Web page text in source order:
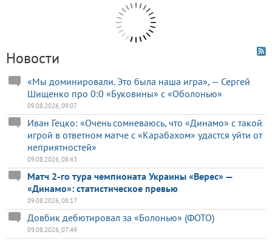
Новости
«Мы доминировали. Это была наша игра», — Сергей
Шищенко про 0:0 «Буковины» с «Оболонью»
09.08.2026, 09:07
Иван Гецко: «Очень сомневаюсь, что «Динамо» с такой
игрой в ответном матче с «Карабахом» удастся уйти от
неприятностей»
09.08.2026, 08:43
Матч 2-го тура чемпионата Украины «Верес» —
«Динамо»: статистическое превью
09.08.2026, 08:17
Довбик дебютировал за «Болонью» (ФОТО)
09.08.2026, 07:49